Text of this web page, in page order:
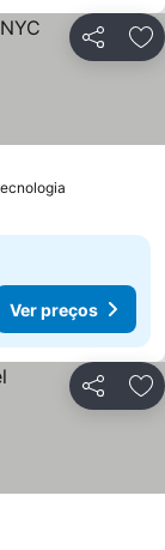
Partilhar
Ver preços
Partilhar